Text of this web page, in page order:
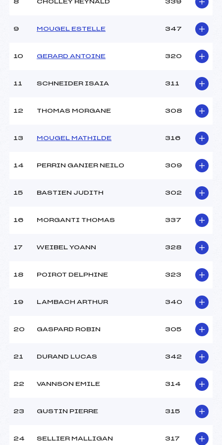
8 CHOLLEY REYNALD 339
9 MOUGEL ESTELLE 347
10 GERARD ANTOINE 320
11 SCHNEIDER ISAIA 311
12 THOMAS MORGANE 308
13 MOUGEL MATHILDE 316
14 PERRIN GANIER NEILO 309
15 BASTIEN JUDITH 302
16 MORGANTI THOMAS 337
17 WEIBEL YOANN 328
18 POIROT DELPHINE 323
19 LAMBACH ARTHUR 340
20 GASPARD ROBIN 305
21 DURAND LUCAS 342
22 VANNSON EMILE 314
23 GUSTIN PIERRE 315
24 SELLIER MALLIGAN 317